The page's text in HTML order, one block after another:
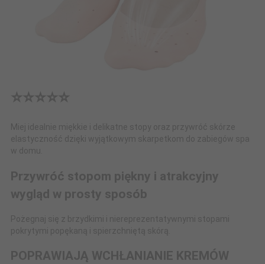
⭐⭐⭐⭐⭐
Miej idealnie miękkie i delikatne stopy oraz przywróć skórze
elastyczność dzięki wyjątkowym skarpetkom do zabiegów spa
w domu.
Przywróć stopom piękny i atrakcyjny
wygląd w prosty sposób
Pożegnaj się z brzydkimi i niereprezentatywnymi stopami
pokrytymi popękaną i spierzchniętą skórą.
POPRAWIAJĄ WCHŁANIANIE KREMÓW